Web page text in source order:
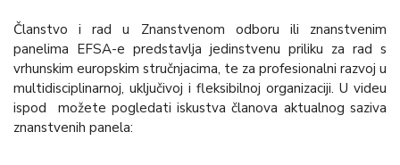
Članstvo i rad u Znanstvenom odboru ili znanstvenim
panelima EFSA-e predstavlja jedinstvenu priliku za rad s
vrhunskim europskim stručnjacima, te za profesionalni razvoj u
multidisciplinarnoj, uključivoj i fleksibilnoj organizaciji. U videu
ispod možete pogledati iskustva članova aktualnog saziva
znanstvenih panela: